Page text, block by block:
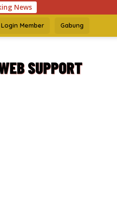
News
Login Member Gabung